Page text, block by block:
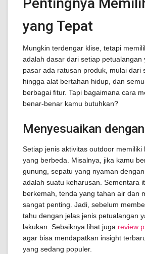
yang Tepat
Mungkin terdengar klise, tetapi
adalah dasar dari setiap petualangan
pasar ada ratusan produk, mulai dari
hingga alat bertahan hidup, dan
berbagai fitur. Tapi bagaimana cara
benar-benar kamu butuhkan?
Menyesuaikan
Setiap jenis aktivitas outdoor memiliki
yang berbeda. Misalnya, jika kamu
gunung, sepatu yang nyaman
adalah suatu keharusan. Sementara
berkemah, tenda yang tahan air dan
sangat penting. Jadi, sebelum
tahu dengan jelas jenis petualangan
lakukan. Sebaiknya lihat juga review
agar bisa mendapatkan insight
yang sedang populer.